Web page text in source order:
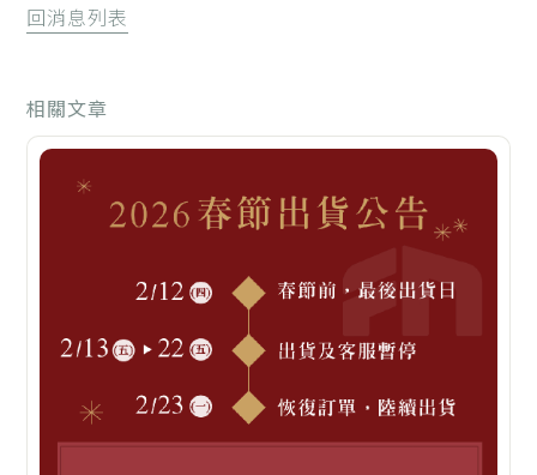
回消息列表
相關文章